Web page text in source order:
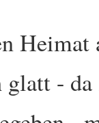
Heimat
-